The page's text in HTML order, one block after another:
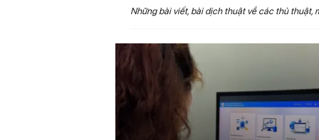
S
n
Những bài viết, bài dịch thuật về các thủ thuật,